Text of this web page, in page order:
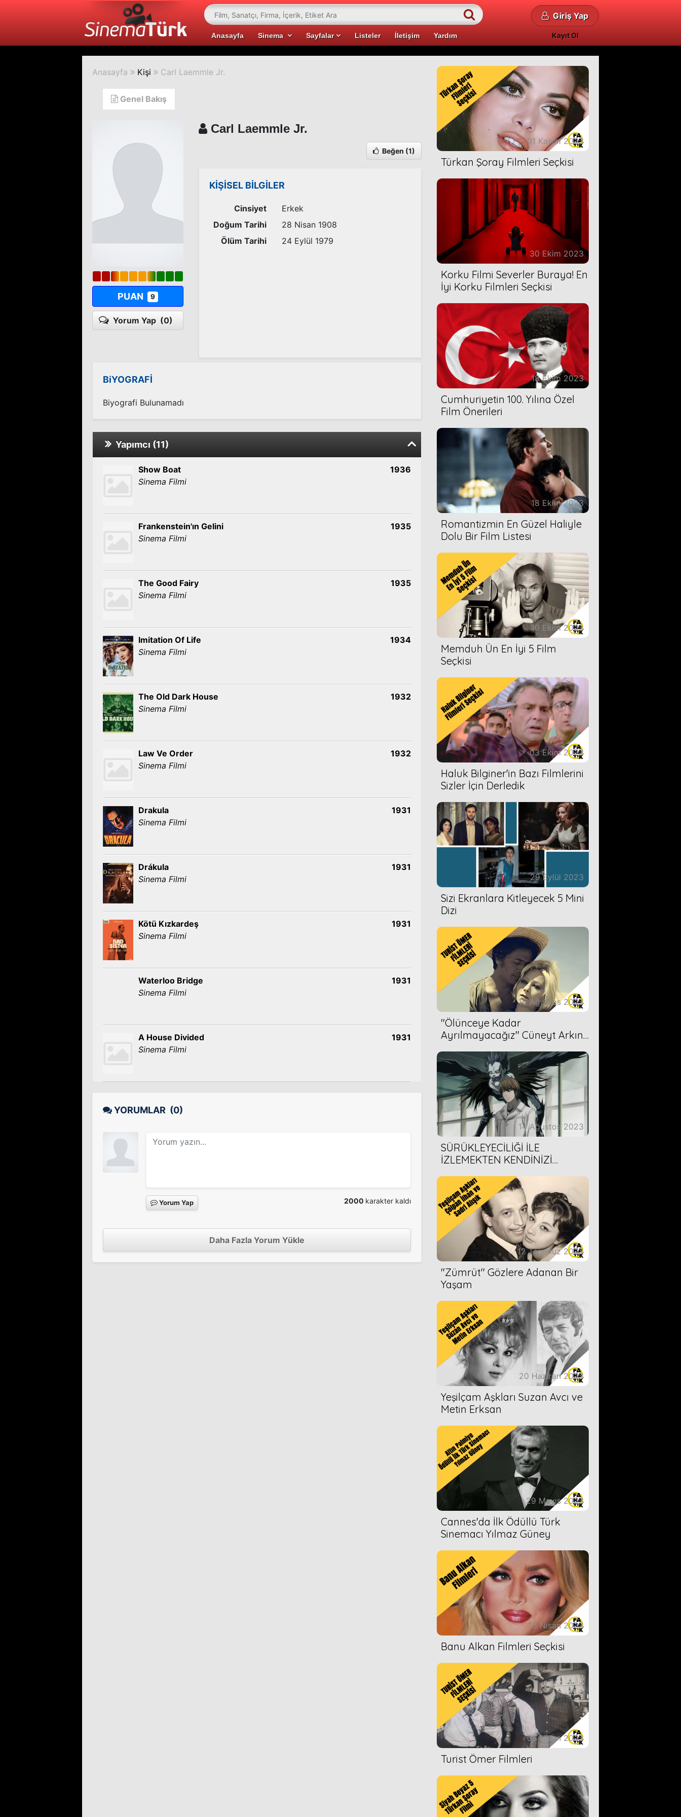
Anasayfa Sinema Sayfalar Listeler İletişim Yardım
Giriş Yap
Kayıt Ol
Anasayfa Kişi Carl Laemmle Jr.
Genel Bakış
PUAN 9
Yorum Yap (0)
Carl Laemmle Jr.
Beğen (1)
KİŞİSEL BİLGİLER
Cinsiyet
Erkek
Doğum Tarihi
28 Nisan 1908
Ölüm Tarihi
24 Eylül 1979
BiYOGRAFİ
Biyografi Bulunamadı
Yapımcı (11)
Show Boat
Sinema Filmi
1936
Frankenstein'ın Gelini
Sinema Filmi
1935
The Good Fairy
Sinema Filmi
1935
Imitation Of Life
Sinema Filmi
1934
The Old Dark House
Sinema Filmi
1932
Law Ve Order
Sinema Filmi
1932
Drakula
Sinema Filmi
1931
Drákula
Sinema Filmi
1931
Kötü Kızkardeş
Sinema Filmi
1931
Waterloo Bridge
Sinema Filmi
1931
A House Divided
Sinema Filmi
1931
YORUMLAR (0)
Yorum Yap 2000 karakter kaldı
Daha Fazla Yorum Yükle
01 Kasım 2023
Türkan Şoray Filmleri Seçkisi
30 Ekim 2023
Korku Filmi Severler Buraya! En
İyi Korku Filmleri Seçkisi
18 Ekim 2023
Cumhuriyetin 100. Yılına Özel
Film Önerileri
18 Ekim 2023
Romantizmin En Güzel Haliyle
Dolu Bir Film Listesi
10 Ekim 2023
Memduh Ün En İyi 5 Film
Seçkisi
03 Ekim 2023
Haluk Bilginer'in Bazı Filmlerini
Sizler İçin Derledik
29 Eylül 2023
Sizi Ekranlara Kitleyecek 5 Mini
Dizi
16 Ağustos 2023
''Ölünceye Kadar
Ayrılmayacağız'' Cüneyt Arkın-
14 Ağustos 2023
SÜRÜKLEYECİLİĞİ İLE
İZLEMEKTEN KENDİNİZİ
ÖNERİMİZ
12 Temmuz 2023
''Zümrüt'' Gözlere Adanan Bir
Yaşam
20 Haziran 2023
Yeşilçam Aşkları Suzan Avcı ve
Metin Erksan
29 Mayıs 2023
Cannes'da İlk Ödüllü Türk
Sinemacı Yılmaz Güney
18 Nisan 2023
Banu Alkan Filmleri Seçkisi
05 Nisan 2023
Turist Ömer Filmleri